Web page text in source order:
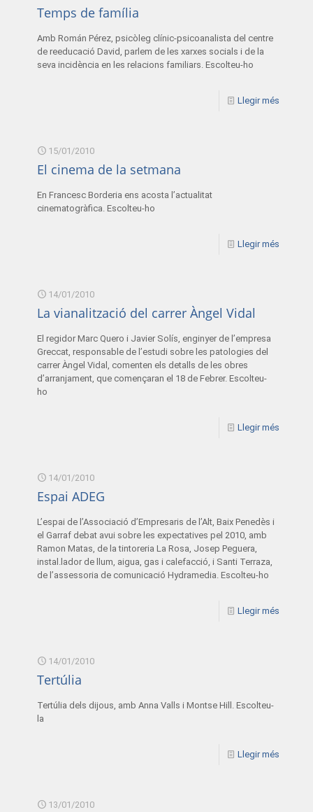
Temps de família
Amb Román Pérez, psicòleg clínic-psicoanalista del centre
de reeducació David, parlem de les xarxes socials i de la
seva incidència en les relacions familiars. Escolteu-ho
Llegir més
15/01/2010
El cinema de la setmana
En Francesc Borderia ens acosta l’actualitat
cinematogràfica. Escolteu-ho
Llegir més
14/01/2010
La vianalització del carrer Àngel Vidal
El regidor Marc Quero i Javier Solís, enginyer de l’empresa
Greccat, responsable de l’estudi sobre les patologies del
carrer Àngel Vidal, comenten els detalls de les obres
d’arranjament, que començaran el 18 de Febrer. Escolteu-
ho
Llegir més
14/01/2010
Espai ADEG
L’espai de l’Associació d’Empresaris de l’Alt, Baix Penedès i
el Garraf debat avui sobre les expectatives pel 2010, amb
Ramon Matas, de la tintoreria La Rosa, Josep Peguera,
instal.lador de llum, aigua, gas i calefacció, i Santi Terraza,
de l’assessoria de comunicació Hydramedia. Escolteu-ho
Llegir més
14/01/2010
Tertúlia
Tertúlia dels dijous, amb Anna Valls i Montse Hill. Escolteu-
la
Llegir més
13/01/2010